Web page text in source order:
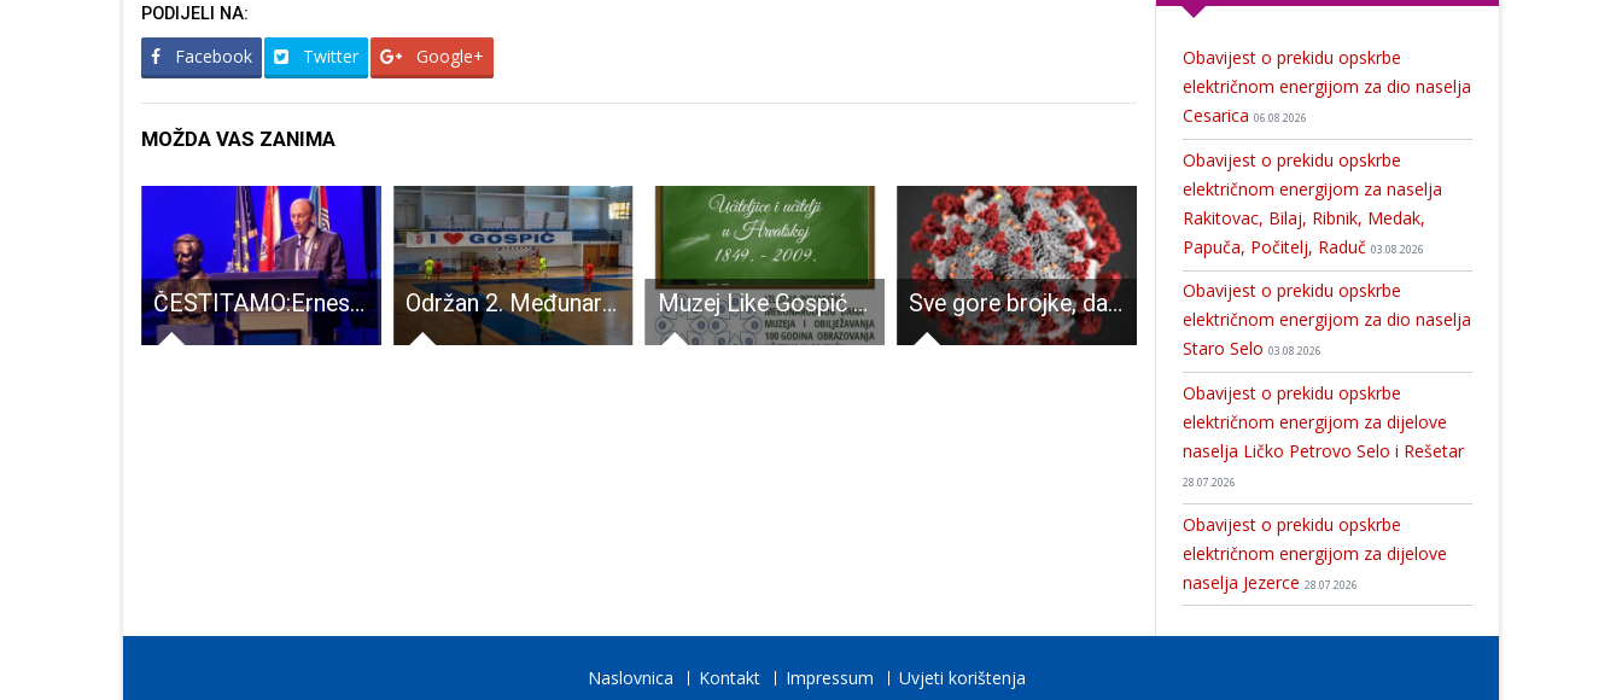
PODIJELI NA:
Facebook Twitter Google+
MOŽDA VAS ZANIMA
ČESTITAMO:Ernest Petry izabran u Predsjedništvo HDZ-a! Održan 2. Međunarodni malonogometni turnir “PRIJATELJI ZA MARINA” – Šibenik 1983 – pobjednik Muzej Like Gospić otvara izložbu o učiteljicama i učiteljima u Hrvatskoj Sve gore brojke, danas u županiji 73 novozaražene osobe COVID-om 19, samo u Gospiću 38 Spektakularna proslava 165 godina od rođenja Nikole Tesle
Obavijest o prekidu opskrbe
električnom energijom za dio naselja
Cesarica 06.08.2026
Obavijest o prekidu opskrbe
električnom energijom za naselja
Rakitovac, Bilaj, Ribnik, Medak,
Papuča, Počitelj, Raduč 03.08.2026
Obavijest o prekidu opskrbe
električnom energijom za dio naselja
Staro Selo 03.08.2026
Obavijest o prekidu opskrbe
električnom energijom za dijelove
naselja Ličko Petrovo Selo i Rešetar
28.07.2026
Obavijest o prekidu opskrbe
električnom energijom za dijelove
naselja Jezerce 28.07.2026
Naslovnica Kontakt Impressum Uvjeti korištenja